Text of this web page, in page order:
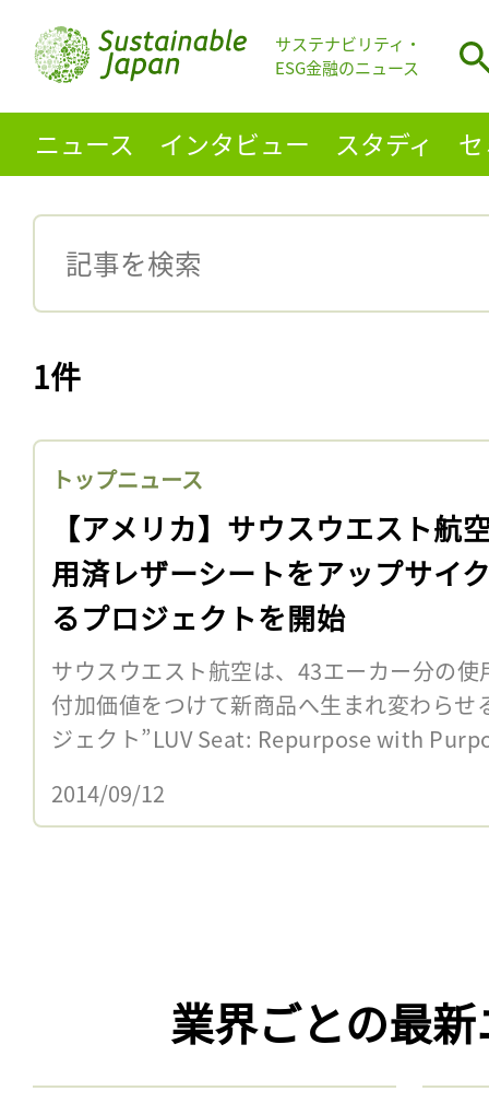
サステナビリティ・
ESG金融のニュース
ニュース インタビュー スタディ
1件
トップニュース
【アメリカ】サウスウエスト航
用済レザーシートをアップサイ
るプロジェクトを開始
サウスウエスト航空は、43エーカー分の
付加価値をつけて新商品へ生まれ変わらせ
ジェクト”LUV Seat: Repurpose with
2014/09/12
業界ごとの最